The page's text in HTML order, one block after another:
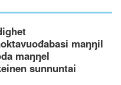
maŋŋil
maŋŋel
sunnuntai